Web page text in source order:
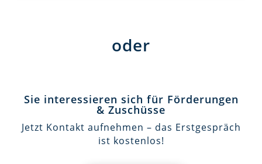
oder
Sie interessieren sich für Förderungen
& Zuschüsse
Jetzt Kontakt aufnehmen – das Erstgespräch
ist kostenlos!